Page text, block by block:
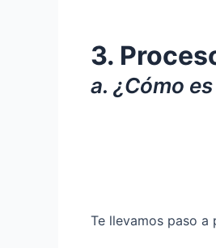
3.
a. ¿Cómo
Te llevamos paso